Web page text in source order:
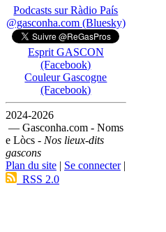
Podcasts sur Ràdio País
@gasconha.com (Bluesky)
Esprit GASCON
(Facebook)
Couleur Gascogne
(Facebook)
2024-2026
— Gasconha.com - Noms
e Lòcs - Nos lieux-dits
gascons
Plan du site | Se connecter|
RSS 2.0